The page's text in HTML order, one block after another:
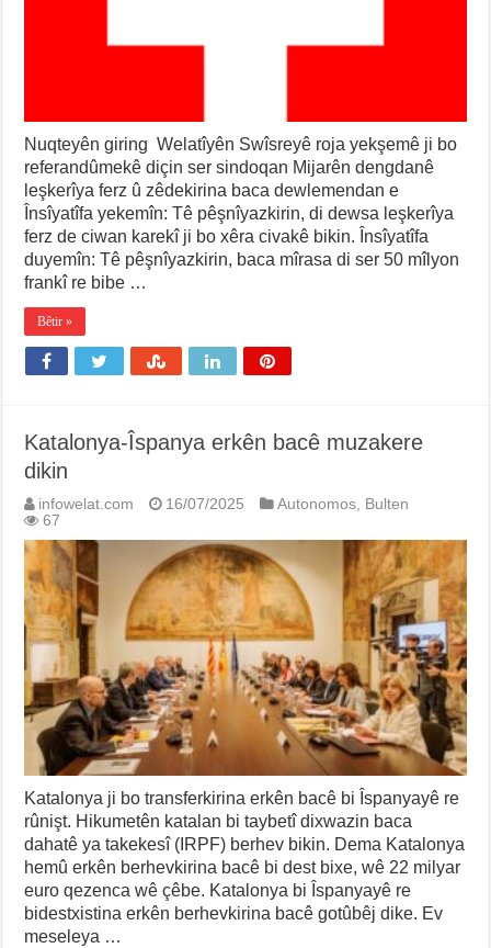
Nuqteyên giring Welatîyên Swîsreyê roja yekşemê ji bo
referandûmekê diçin ser sindoqan Mijarên dengdanê
leşkerîya ferz û zêdekirina baca dewlemendan e
Însîyatîfa yekemîn: Tê pêşnîyazkirin, di dewsa leşkerîya
ferz de ciwan karekî ji bo xêra civakê bikin. Însîyatîfa
duyemîn: Tê pêşnîyazkirin, baca mîrasa di ser 50 mîlyon
frankî re bibe …
Bêtir »
Katalonya-Îspanya erkên bacê muzakere
dikin
infowelat.com 16/07/2025 Autonomos
Bulten
67
Katalonya ji bo transferkirina erkên bacê bi Îspanyayê re
rûnişt. Hikumetên katalan bi taybetî dixwazin baca
dahatê ya takekesî (IRPF) berhev bikin. Dema Katalonya
hemû erkên berhevkirina bacê bi dest bixe, wê 22 milyar
euro qezenca wê çêbe. Katalonya bi Îspanyayê re
bidestxistina erkên berhevkirina bacê gotûbêj dike. Ev
meseleya …